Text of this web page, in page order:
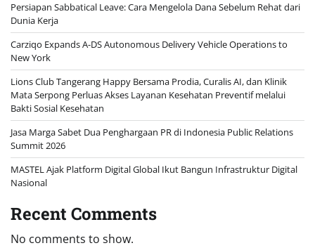
Persiapan Sabbatical Leave: Cara Mengelola Dana Sebelum Rehat dari
Dunia Kerja
Carziqo Expands A-DS Autonomous Delivery Vehicle Operations to
New York
Lions Club Tangerang Happy Bersama Prodia, Curalis AI, dan Klinik
Mata Serpong Perluas Akses Layanan Kesehatan Preventif melalui
Bakti Sosial Kesehatan
Jasa Marga Sabet Dua Penghargaan PR di Indonesia Public Relations
Summit 2026
MASTEL Ajak Platform Digital Global Ikut Bangun Infrastruktur Digital
Nasional
Recent Comments
No comments to show.